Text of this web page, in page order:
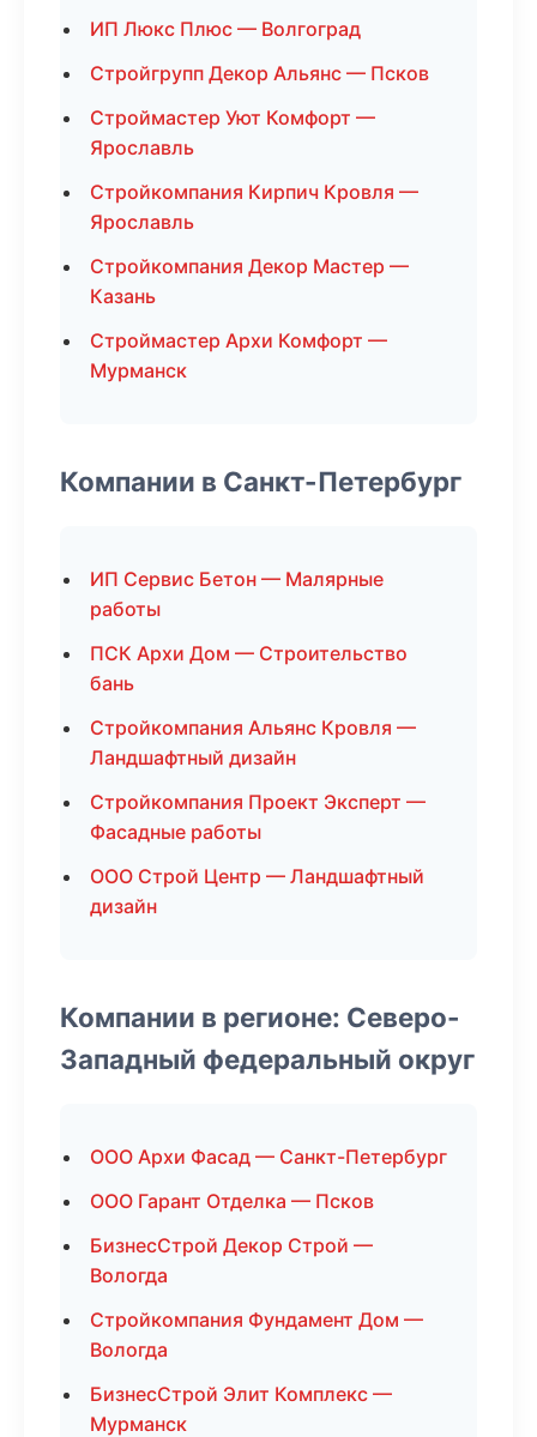
ИП Люкс Плюс — Волгоград
Стройгрупп Декор Альянс — Псков
Строймастер Уют Комфорт —
Ярославль
Стройкомпания Кирпич Кровля —
Ярославль
Стройкомпания Декор Мастер —
Казань
Строймастер Архи Комфорт —
Мурманск
Компании в Санкт-Петербург
ИП Сервис Бетон — Малярные
работы
ПСК Архи Дом — Строительство
бань
Стройкомпания Альянс Кровля —
Ландшафтный дизайн
Стройкомпания Проект Эксперт —
Фасадные работы
ООО Строй Центр — Ландшафтный
дизайн
Компании в регионе: Северо-
Западный федеральный округ
ООО Архи Фасад — Санкт-Петербург
ООО Гарант Отделка — Псков
БизнесСтрой Декор Строй —
Вологда
Стройкомпания Фундамент Дом —
Вологда
БизнесСтрой Элит Комплекс —
Мурманск